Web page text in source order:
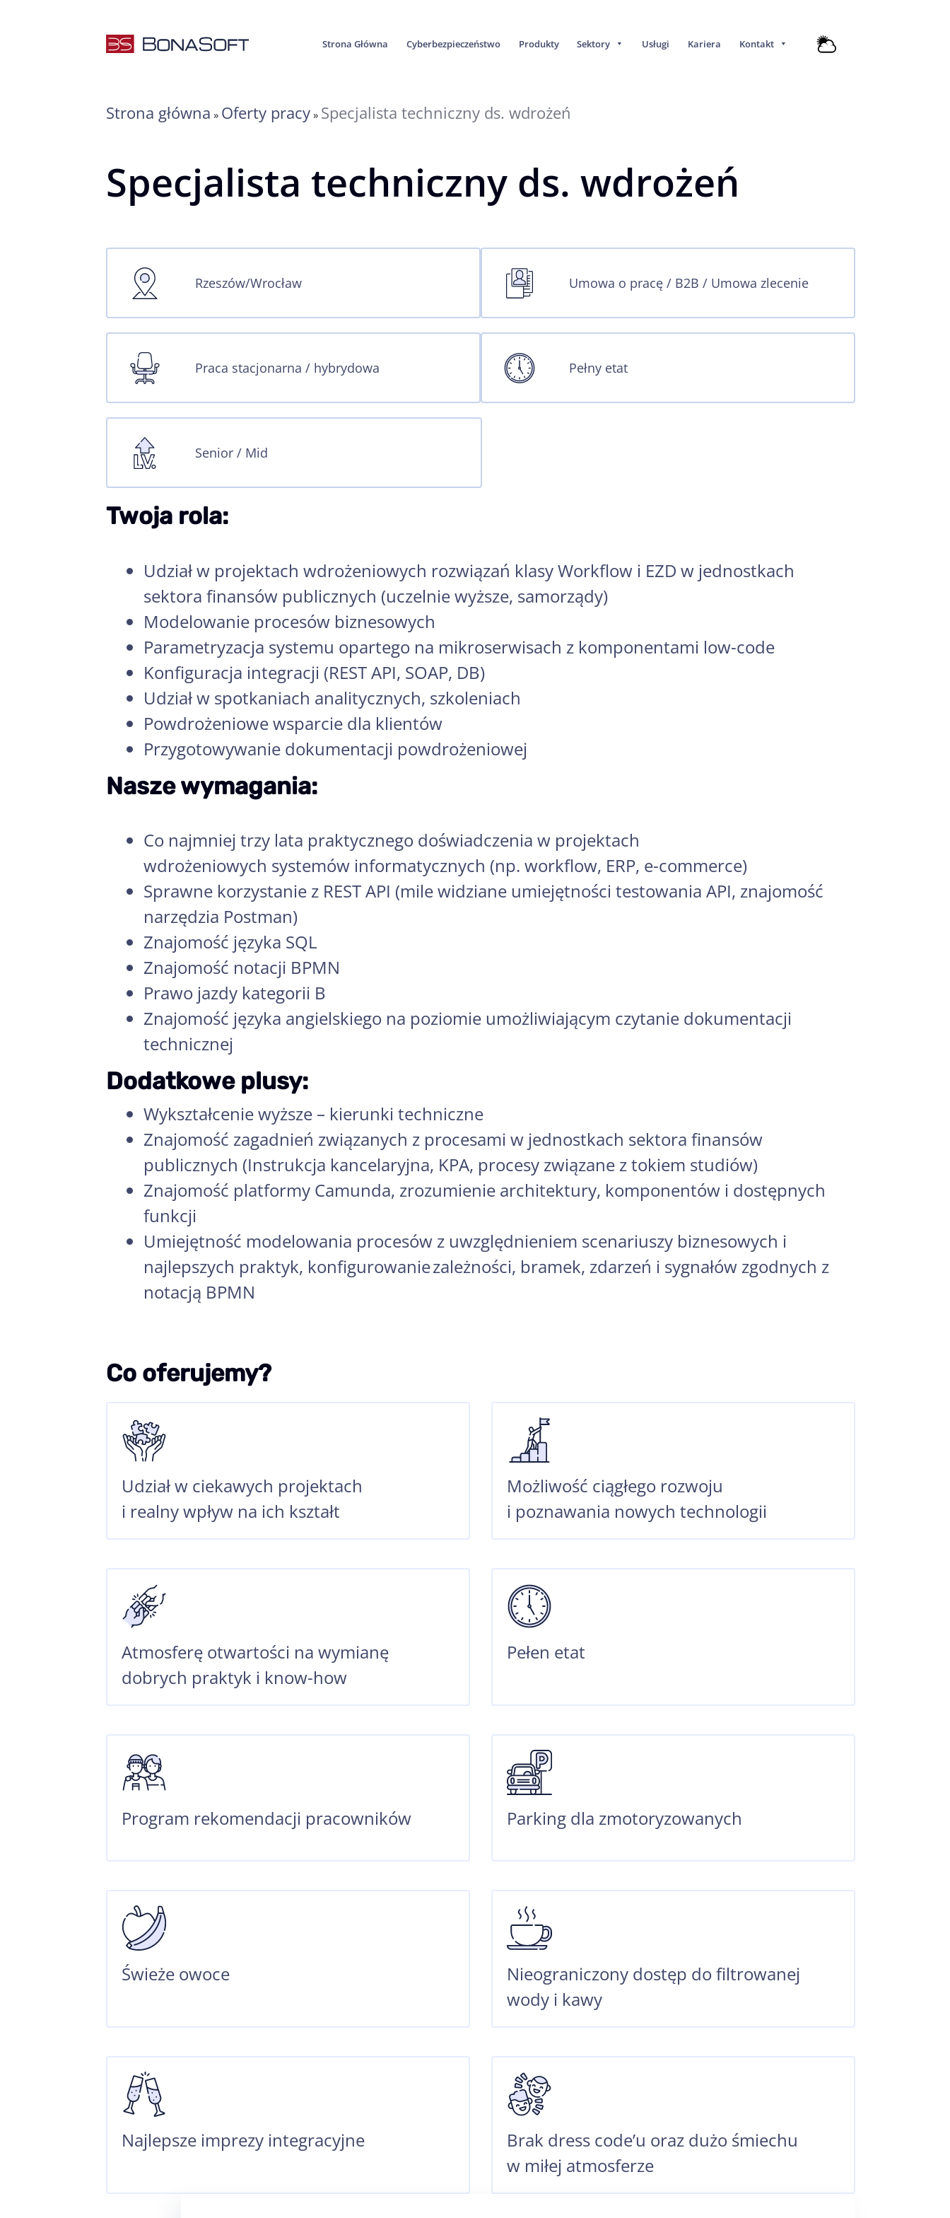
Strona Główna Cyberbezpieczeństwo Produkty Sektory Usługi Kariera Kontakt
Strona główna » Oferty pracy » Specjalista techniczny ds. wdrożeń
Specjalista techniczny ds. wdrożeń
Rzeszów/Wrocław Umowa o pracę / B2B / Umowa zlecenie
Praca stacjonarna / hybrydowa Pełny etat
Senior / Mid
Twoja rola:
Udział w projektach wdrożeniowych rozwiązań klasy Workflow i EZD w jednostkach
sektora finansów publicznych (uczelnie wyższe, samorządy)
Modelowanie procesów biznesowych
Parametryzacja systemu opartego na mikroserwisach z komponentami low-code
Konfiguracja integracji (REST API, SOAP, DB)
Udział w spotkaniach analitycznych, szkoleniach
Powdrożeniowe wsparcie dla klientów
Przygotowywanie dokumentacji powdrożeniowej
Nasze wymagania:
Co najmniej trzy lata praktycznego doświadczenia w projektach
wdrożeniowych systemów informatycznych (np. workflow, ERP, e-commerce)
Sprawne korzystanie z REST API (mile widziane umiejętności testowania API, znajomość
narzędzia Postman)
Znajomość języka SQL
Znajomość notacji BPMN
Prawo jazdy kategorii B
Znajomość języka angielskiego na poziomie umożliwiającym czytanie dokumentacji
technicznej
Dodatkowe plusy:
Wykształcenie wyższe – kierunki techniczne
Znajomość zagadnień związanych z procesami w jednostkach sektora finansów
publicznych (Instrukcja kancelaryjna, KPA, procesy związane z tokiem studiów)
Znajomość platformy Camunda, zrozumienie architektury, komponentów i dostępnych
funkcji
Umiejętność modelowania procesów z uwzględnieniem scenariuszy biznesowych i
najlepszych praktyk, konfigurowanie zależności, bramek, zdarzeń i sygnałów zgodnych z
notacją BPMN
Co oferujemy?
Udział w ciekawych projektach
i realny wpływ na ich kształt
Możliwość ciągłego rozwoju
i poznawania nowych technologii
Atmosferę otwartości na wymianę
dobrych praktyk i know-how
Pełen etat
Program rekomendacji pracowników Parking dla zmotoryzowanych
Świeże owoce
Nieograniczony dostęp do filtrowanej
wody i kawy
Najlepsze imprezy integracyjne
Brak dress code’u oraz dużo śmiechu
w miłej atmosferze